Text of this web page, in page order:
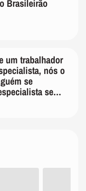
Brasileirão
um trabalhador
nós o
se
se